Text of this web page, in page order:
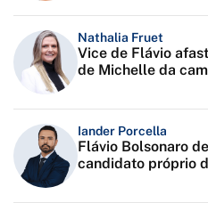
Nathalia Fruet
Vice de Flávio
de Michelle da
Iander Porcella
Flávio Bolsonaro
candidato próprio